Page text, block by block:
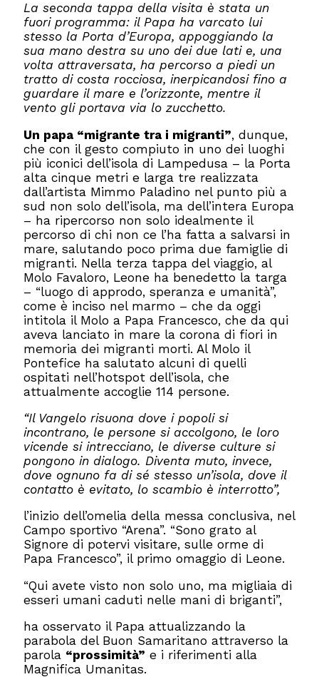
La seconda tappa della visita è stata un
fuori programma: il Papa ha varcato lui
stesso la Porta d’Europa, appoggiando la
sua mano destra su uno dei due lati e, una
volta attraversata, ha percorso a piedi un
tratto di costa rocciosa, inerpicandosi fino a
guardare il mare e l’orizzonte, mentre il
vento gli portava via lo zucchetto.
Un papa “migrante tra i migranti”, dunque,
che con il gesto compiuto in uno dei luoghi
più iconici dell’isola di Lampedusa – la Porta
alta cinque metri e larga tre realizzata
dall’artista Mimmo Paladino nel punto più a
sud non solo dell’isola, ma dell’intera Europa
– ha ripercorso non solo idealmente il
percorso di chi non ce l’ha fatta a salvarsi in
mare, salutando poco prima due famiglie di
migranti. Nella terza tappa del viaggio, al
Molo Favaloro, Leone ha benedetto la targa
– “luogo di approdo, speranza e umanità”,
come è inciso nel marmo – che da oggi
intitola il Molo a Papa Francesco, che da qui
aveva lanciato in mare la corona di fiori in
memoria dei migranti morti. Al Molo il
Pontefice ha salutato alcuni di quelli
ospitati nell’hotspot dell’isola, che
attualmente accoglie 114 persone.
“Il Vangelo risuona dove i popoli si
incontrano, le persone si accolgono, le loro
vicende si intrecciano, le diverse culture si
pongono in dialogo. Diventa muto, invece,
dove ognuno fa di sé stesso un’isola, dove il
contatto è evitato, lo scambio è interrotto”,
l’inizio dell’omelia della messa conclusiva, nel
Campo sportivo “Arena”. “Sono grato al
Signore di potervi visitare, sulle orme di
Papa Francesco”, il primo omaggio di Leone.
“Qui avete visto non solo uno, ma migliaia di
esseri umani caduti nelle mani di briganti”,
ha osservato il Papa attualizzando la
parabola del Buon Samaritano attraverso la
parola “prossimità” e i riferimenti alla
Magnifica Umanitas.